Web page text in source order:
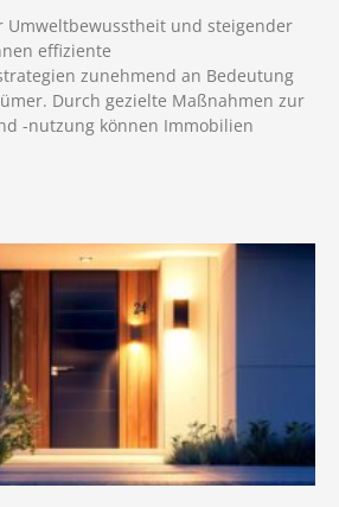
Umweltbewusstheit und steigender
effiziente
zunehmend an Bedeutung
Durch gezielte Maßnahmen zur
-nutzung können Immobilien